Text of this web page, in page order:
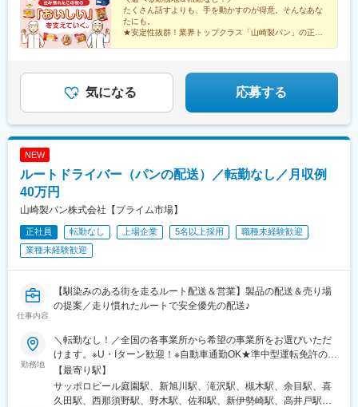
■就業環境
年間休日120日・週休2日制／福利厚生・各種手当も充実した働き
やすい環境です。
実力次第で早期昇格やグループ会社役員への登用例もあり、幅広
いキャリア形成が可能です。
■企業の魅力
で成長を続けるグローバルメーカーです。
変更の範囲：会社の定める業務
待川駅、嘉川駅、北伊予駅、豊浜駅、鳴門駅、ししぶ駅、東多久
駅、西諫早駅、松橋駅、上本郷駅
たくさん話すよりも、手を動かすのが得意。そんなあな
たにも。
★安定性抜群！業界トップクラス「山崎製パン」の正社
★未経験歓迎／学歴不問／人物重視の採用！
気になる 応募する
NEW
ルートドライバー（パンの配送）／転勤なし／月収例
40万円
山崎製パン株式会社【プライム市場】
正社員 転勤なし 上場企業 5名以上採用
職種未経験歓迎
業種未経験歓迎
仕事内容
【馴染みのある街を走るルート配送＆営業】製品の配送＆売り場
の提案／走り慣れたルートで安全優先の配送♪
勤務地
＼転勤なし！／全国の各事業所から希望の事業所をお選びいただ
けます。※U・Iターン歓迎！※自動車通勤OK★準中型運転免許の取
得もサポート♪準中型運転免許をお持ちでない方については、実習
期間中に準中型運転免許を取得していただきます。もちろん取得
費用は会社負担！教習所へ通う時間も勤務時間として取り扱いま
【最寄り駅】
サッポロビール庭園駅、新旭川駅、滝沢駅、槻木駅、余目駅、喜
久田駅、西那須野駅、野木駅、佐和駅、新伊勢崎駅、高井戸駅、